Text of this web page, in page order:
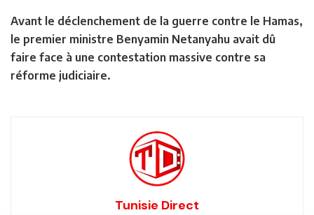
Avant le déclenchement de la guerre contre le Hamas,
le premier ministre Benyamin Netanyahu avait dû
faire face à une contestation massive contre sa
réforme judiciaire.
Tunisie Direct